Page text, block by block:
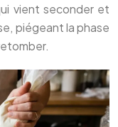
vient seconder et
piégeant la phase